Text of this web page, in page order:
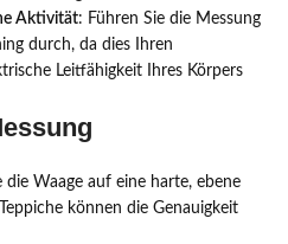
Aktivität: Führen Sie die Messung
durch, da dies Ihren
Leitfähigkeit Ihres Körpers
die Waage auf eine harte, ebene
können die Genauigkeit